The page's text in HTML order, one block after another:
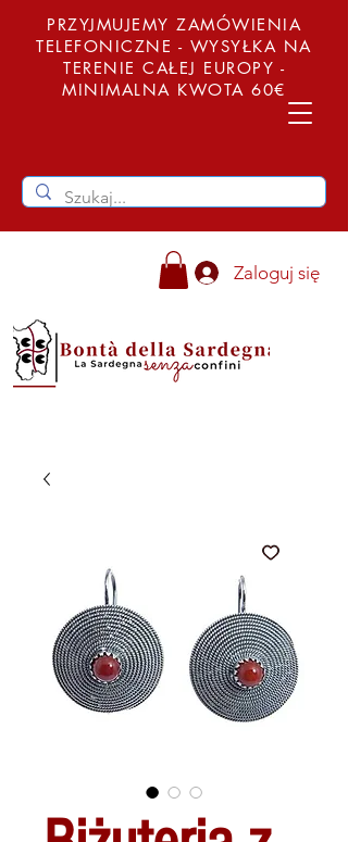
PRZYJMUJEMY ZAMÓWIENIA
TELEFONICZNE - WYSYŁKA NA
TERENIE CAŁEJ EUROPY -
MINIMALNA KWOTA 60€
Zaloguj się